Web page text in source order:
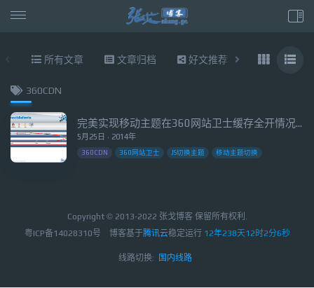
所有文章 文章归档 好文推荐 东拉西扯
360CDN
5月25日 · 2014年
完美实现移动主题在360网站卫士缓存全开情况下的切换
360CDN 360网站卫士 JS切换主题 移动主题切换
Copyright © 2013-2022 张戈博客 保留所有权利.
粤ICP备14028310号
博客基于腾讯云稳定运行 12年238天12时2分6秒
线路切换: 国内线路